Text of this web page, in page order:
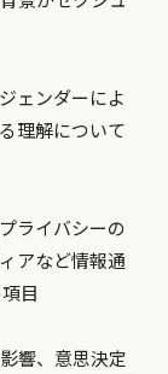
ェンダーによ
理解について
ライバシーの
アなど情報通
目
響、意思決定